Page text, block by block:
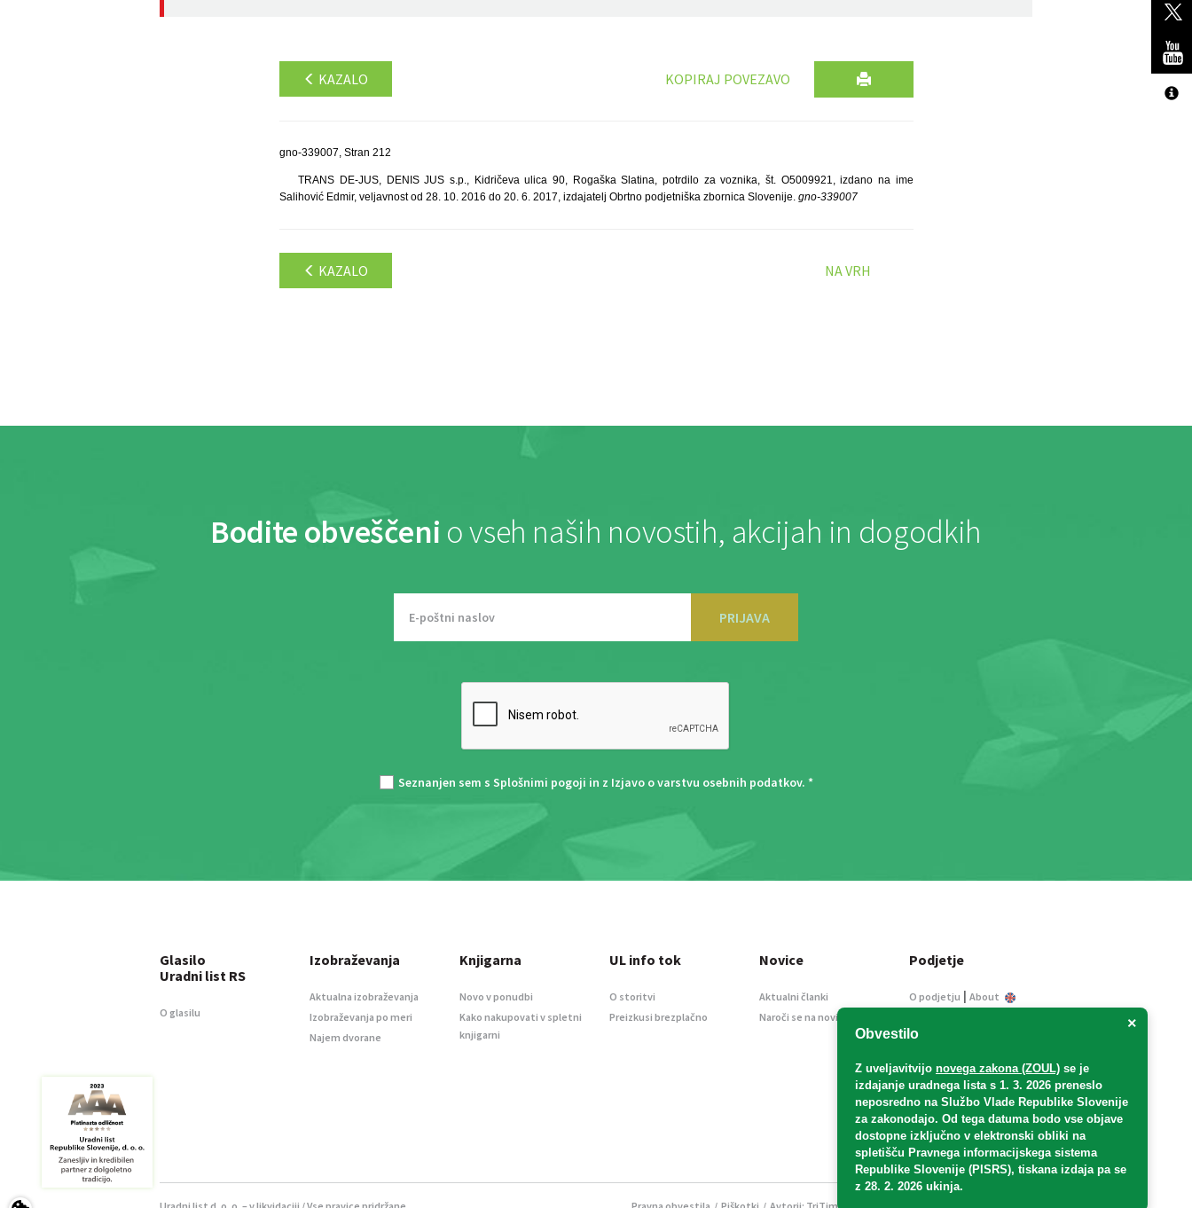
KAZALO KOPIRAJ POVEZAVO
gno-339007, Stran 212
TRANS DE-JUS, DENIS JUS s.p., Kidričeva ulica 90, Rogaška Slatina, potrdilo za voznika, št. O5009921, izdano na ime
Salihović Edmir, veljavnost od 28. 10. 2016 do 20. 6. 2017, izdajatelj Obrtno podjetniška zbornica Slovenije. gno-339007
KAZALO NA VRH
Bodite obveščeni o vseh naših novostih, akcijah in dogodkih
PRIJAVA
Seznanjen sem s Splošnimi pogoji in z Izjavo o varstvu osebnih podatkov. *
×
Obvestilo
Z uveljavitvijo novega zakona (ZOUL) se je
izdajanje uradnega lista s 1. 3. 2026 preneslo
neposredno na Službo Vlade Republike Slovenije
za zakonodajo. Od tega datuma bodo vse objave
dostopne izključno v elektronski obliki na
spletišču Pravnega informacijskega sistema
Republike Slovenije (PISRS), tiskana izdaja pa se
z 28. 2. 2026 ukinja.
Glasilo
Uradni list RS
O glasilu
Izobraževanja
Aktualna izobraževanja
Izobraževanja po meri
Najem dvorane
Knjigarna
Novo v ponudbi
Kako nakupovati v spletni
knjigarni
UL info tok
O storitvi
Preizkusi brezplačno
Novice
Aktualni članki
Naroči se na novice
Podjetje
O podjetju | About
Informacije javnega
Oglaševanje
Splošni pogoji
Izjava o varstvu osebnih
podatkov
E-dražbe